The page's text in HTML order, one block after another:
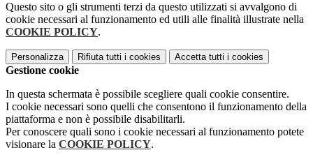
Questo sito o gli strumenti terzi da questo utilizzati si avvalgono di
cookie necessari al funzionamento ed utili alle finalità illustrate nella
COOKIE POLICY.
Personalizza Rifiuta tutti i cookies Accetta tutti i cookies
Gestione cookie
In questa schermata è possibile scegliere quali cookie consentire.
I cookie necessari sono quelli che consentono il funzionamento della
piattaforma e non è possibile disabilitarli.
Per conoscere quali sono i cookie necessari al funzionamento potete
visionare la COOKIE POLICY.